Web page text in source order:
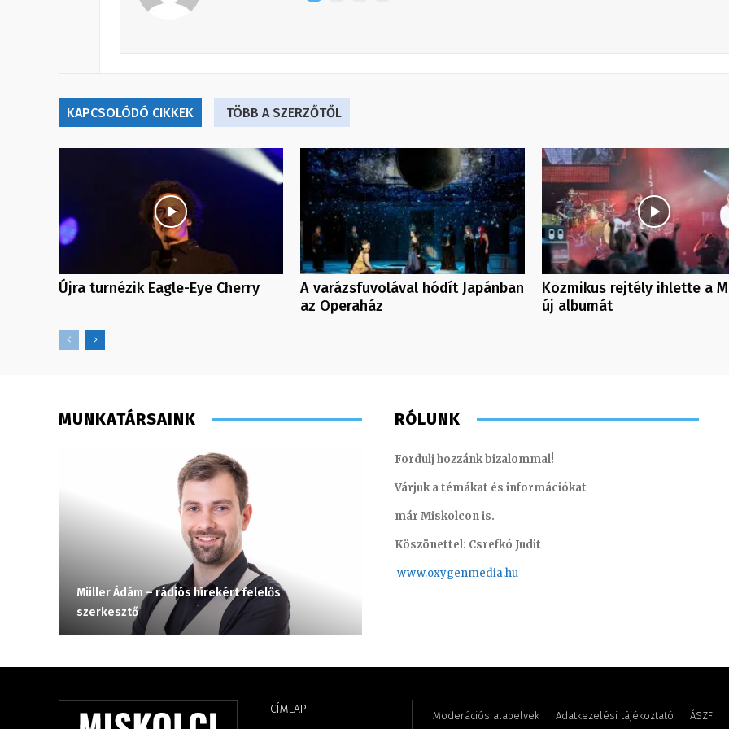
KAPCSOLÓDÓ CIKKEK TÖBB A SZERZŐTŐL
Újra turnézik Eagle-Eye Cherry
A varázsfuvolával hódít Japánban
az Operaház
Kozmikus rejtély ihlette a
új albumát
MUNKATÁRSAINK
Müller Ádám – rádiós hírekért felelős
szerkesztő
RÓLUNK
Fordulj hozzánk bizalommal!
Várjuk a témákat és információkat
már Miskolcon is.
Köszönettel: Csrefkó Judit
www.oxygenmedia.hu
CÍMLAP Moderációs alapelvek Adatkezelési tájékoztató ÁSZF